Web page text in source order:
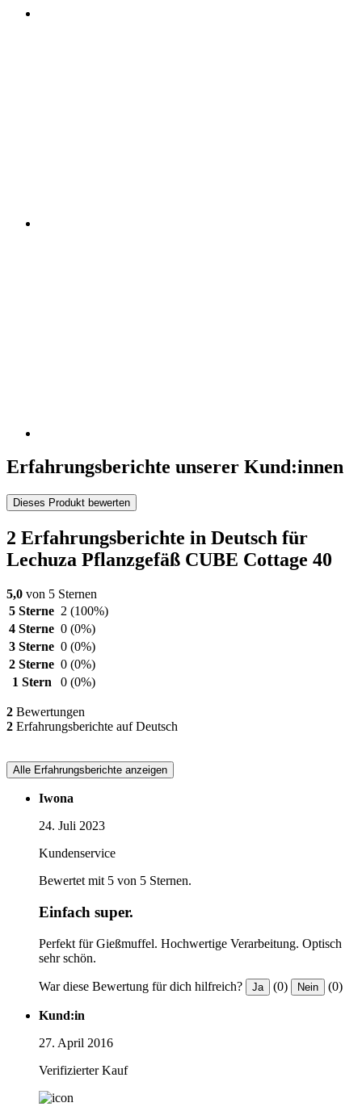
Erfahrungsberichte unserer Kund:innen
Dieses Produkt bewerten
2 Erfahrungsberichte in Deutsch für
Lechuza Pflanzgefäß CUBE Cottage 40
5,0 von 5 Sternen
5 Sterne 2 (100%)
4 Sterne 0 (0%)
3 Sterne 0 (0%)
2 Sterne 0 (0%)
1 Stern
0 (0%)
2 Bewertungen
2 Erfahrungsberichte auf Deutsch
Alle Erfahrungsberichte anzeigen
Iwona
24. Juli 2023
Kundenservice
Bewertet mit 5 von 5 Sternen.
Einfach super.
Perfekt für Gießmuffel. Hochwertige Verarbeitung. Optisch
sehr schön.
War diese Bewertung für dich hilfreich? Ja (0) Nein (0)
Kund:in
27. April 2016
Verifizierter Kauf